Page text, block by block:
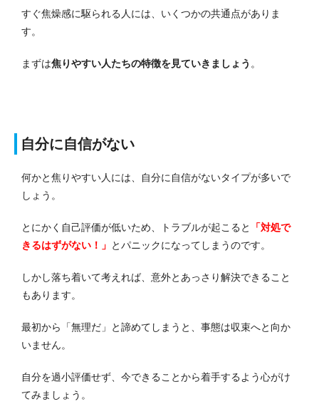
すぐ焦燥感に駆られる人には、いくつかの共通点がありま
す。
まずは焦りやすい人たちの特徴を見ていきましょう 。
自分に自信がない
何かと焦りやすい人には、自分に自信がないタイプが多いで
しょう。
とにかく自己評価が低いため、トラブルが起こると
「対処で
きるはずがない！」 とパニックになってしまうのです。
しかし落ち着いて考えれば、意外とあっさり解決できること
もあります。
最初から「無理だ」と諦めてしまうと、事態は収束へと向か
いません。
自分を過小評価せず、今できることから着手するよう心がけ
てみましょう。